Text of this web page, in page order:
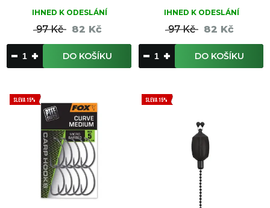
IHNED K ODESLÁNÍ
97 Kč 82 Kč
DO KOŠÍKU
IHNED K ODESLÁNÍ
97 Kč 82 Kč
DO KOŠÍKU
SLEVA 15% SLEVA 15%